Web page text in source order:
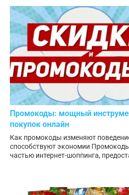
Промокоды: мощный
покупок онлайн
Как промокоды изменяют
способствуют экономии
частью интернет-шоппинга,